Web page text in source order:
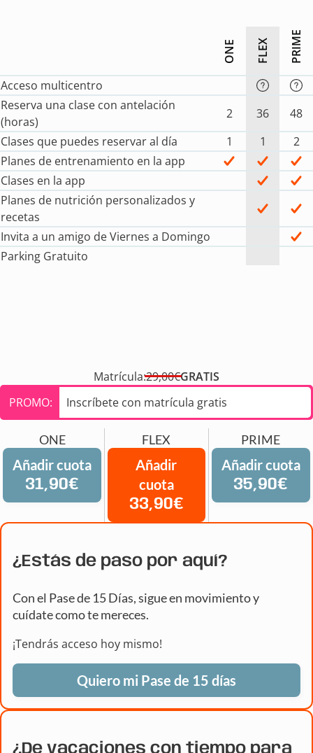
ONE FLEX PRIME
Acceso multicentro
Reserva una clase con antelación
(horas)
2 36
48
Clases que puedes reservar al día
1 1
2
Planes de entrenamiento en la app
Clases en la app
Planes de nutrición personalizados y
recetas
Invita a un amigo de Viernes a Domingo
Parking Gratuito
Matrícula:29,00€GRATIS
PROMO:
Inscríbete con matrícula gratis
ONE
Añadir cuota
31,90€
FLEX
Añadir
cuota
33,90€
PRIME
Añadir cuota
35,90€
¿Estás de paso por aquí?
Con el Pase de 15 Días, sigue en movimiento y
cuídate como te mereces.
¡Tendrás acceso hoy mismo!
Quiero mi Pase de 15 días
¿De vacaciones con tiempo para